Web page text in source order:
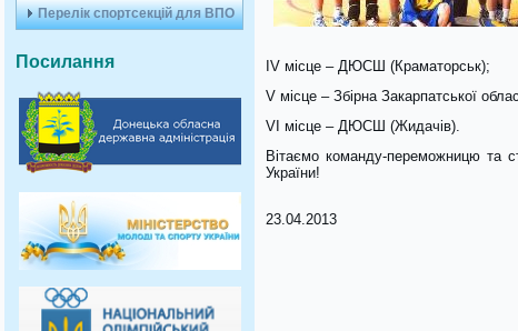
Перелік спортсекцій для ВПО
Посилання
IV місце – ДЮСШ (Краматорськ);
V місце – Збірна Закарпатської
VI місце – ДЮСШ (Жидачів).
Вітаємо команду-переможницю та
України!
23.04.2013